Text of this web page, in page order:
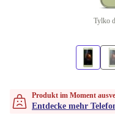
Tylko
Produkt im Moment
Entdecke mehr